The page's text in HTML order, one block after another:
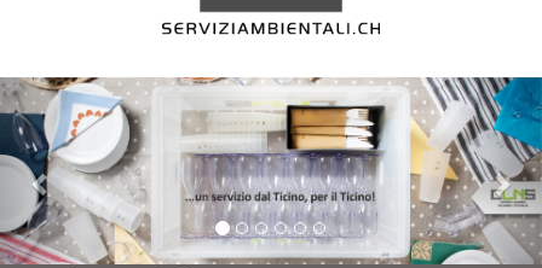
Previous